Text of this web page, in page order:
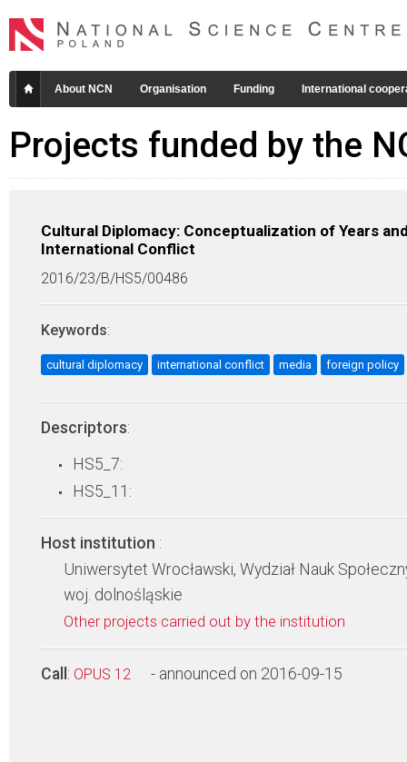
About NCN Organisation Funding International
Projects funded by the
Cultural Diplomacy: Conceptualization of Years
International Conflict
2016/23/B/HS5/00486
Keywords:
cultural diplomacy international conflict media foreign policy
Descriptors:
HS5_7:
HS5_11:
Host institution :
Uniwersytet Wrocławski, Wydział Nauk
woj. dolnośląskie
Other projects carried out by the institution
Call : OPUS 12 - announced on 2016-09-15